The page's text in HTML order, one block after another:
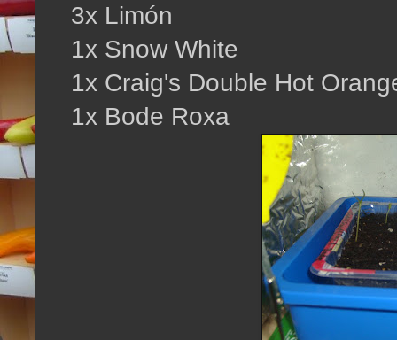
3x Limón
1x Snow White
1x Craig's Double Hot
1x Bode Roxa